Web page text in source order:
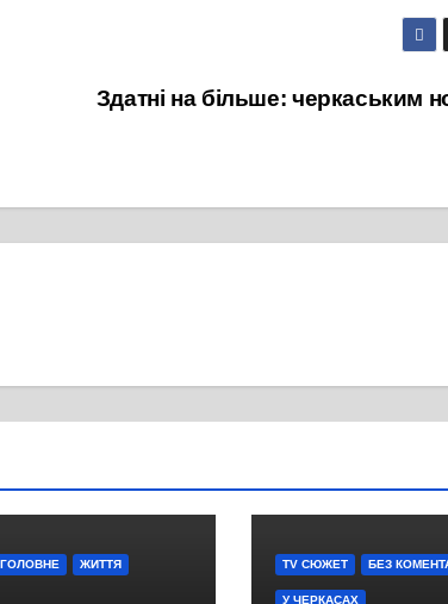
Здатні на більше: черкаським
ГОЛОВНЕ ЖИТТЯ TV СЮЖЕТ БЕЗ
У ЧЕРКАСАХ